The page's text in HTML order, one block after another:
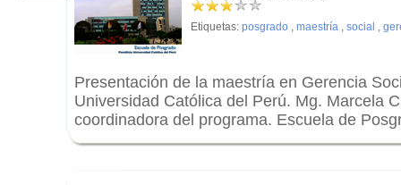
Etiquetas: posgrado , maestría , social ,
Presentación de la maestría en Gerencia
Universidad Católica del Perú. Mg. Marcela
coordinadora del programa. Escuela de